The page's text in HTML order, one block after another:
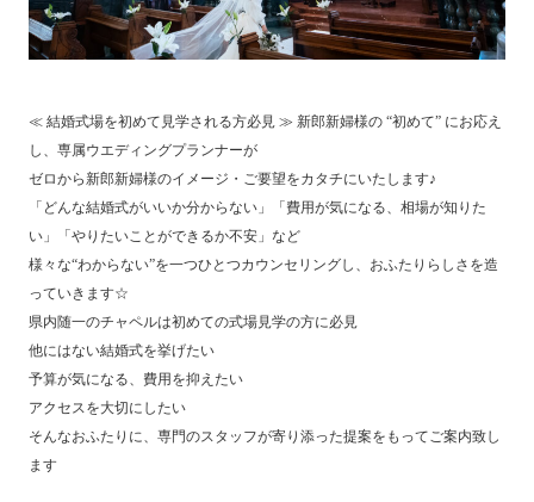
≪ 結婚式場を初めて見学される方必見 ≫ 新郎新婦様の “初めて” にお応え
し、専属ウエディングプランナーが
ゼロから新郎新婦様のイメージ・ご要望をカタチにいたします♪
「どんな結婚式がいいか分からない」「費用が気になる、相場が知りた
い」「やりたいことができるか不安」など
様々な“わからない”を一つひとつカウンセリングし、おふたりらしさを造
っていきます☆
県内随一のチャペルは初めての式場見学の方に必見
他にはない結婚式を挙げたい
予算が気になる、費用を抑えたい
アクセスを大切にしたい
そんなおふたりに、専門のスタッフが寄り添った提案をもってご案内致し
ます